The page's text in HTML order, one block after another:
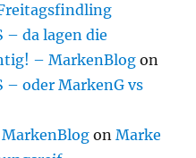
– da lagen die
– MarkenBlog on
– oder MarkenG vs
MarkenBlog onMarke